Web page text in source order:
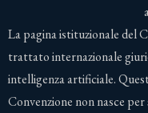
La pagina istituzionale del
trattato internazionale
intelligenza artificiale.
Convenzione non nasce